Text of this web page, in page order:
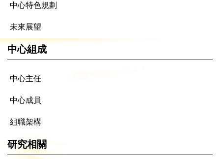
中心特色規劃
未來展望
中心組成
中心主任
中心成員
組職架構
研究相關